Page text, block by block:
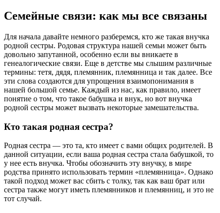
Семейные связи: как мы все связаны
Для начала давайте немного разберемся, кто же такая внучка
родной сестры. Родовая структура нашей семьи может быть
довольно запутанной, особенно если вы вникаете в
генеалогические связи. Еще в детстве мы слышим различные
термины: тетя, дядя, племянник, племянница и так далее. Все
эти слова создаются для упрощения взаимопонимания в
нашей большой семье. Каждый из нас, как правило, имеет
понятие о том, что такое бабушка и внук, но вот внучка
родной сестры может вызвать некоторые замешательства.
Кто такая родная сестра?
Родная сестра — это та, кто имеет с вами общих родителей. В
данной ситуации, если ваша родная сестра стала бабушкой, то
у нее есть внучка. Чтобы обозначить эту внучку, в мире
родства принято использовать термин «племянница». Однако
такой подход может вас сбить с толку, так как ваш брат или
сестра также могут иметь племянников и племянниц, и это не
тот случай.